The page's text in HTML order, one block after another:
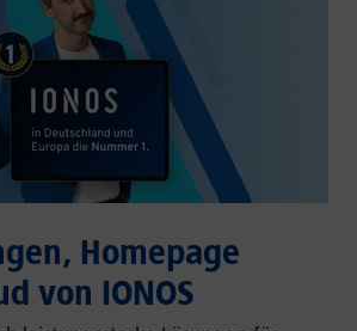
Homepage
von IONOS